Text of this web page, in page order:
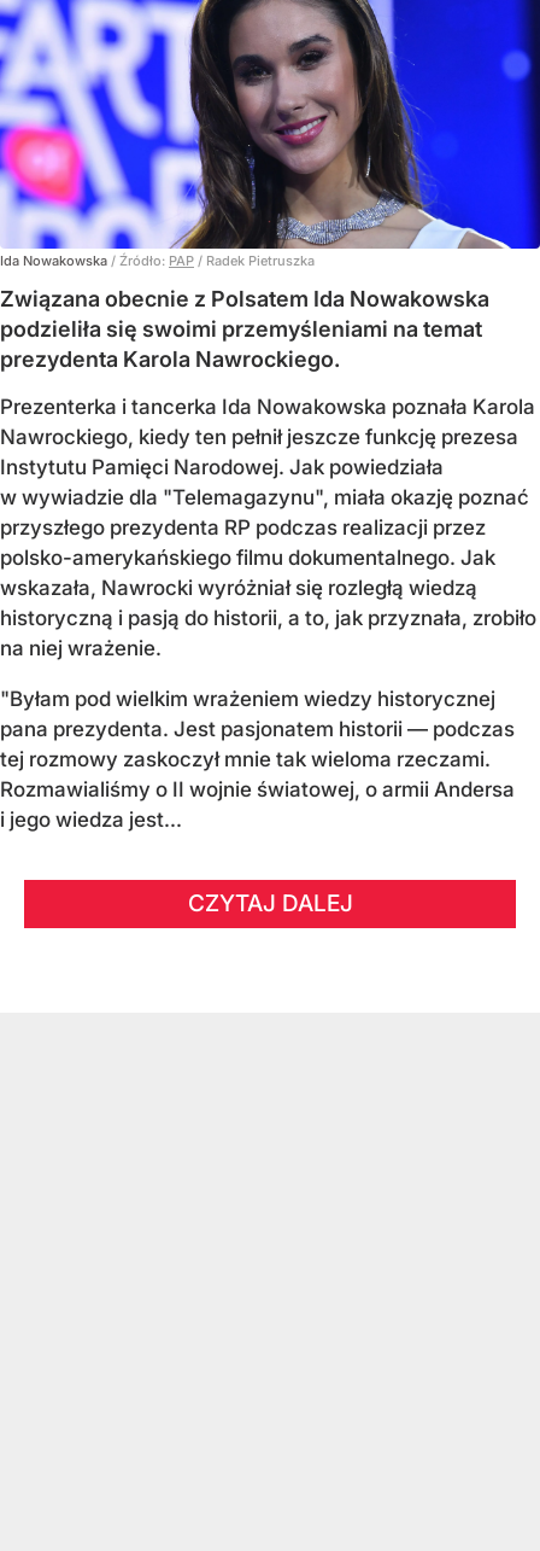
Ida Nowakowska / Źródło: PAP / Radek Pietruszka
Związana obecnie z Polsatem Ida Nowakowska
podzieliła się swoimi przemyśleniami na temat
prezydenta Karola Nawrockiego.
Prezenterka i tancerka Ida Nowakowska poznała Karola
Nawrockiego, kiedy ten pełnił jeszcze funkcję prezesa
Instytutu Pamięci Narodowej. Jak powiedziała
w wywiadzie dla "Telemagazynu", miała okazję poznać
przyszłego prezydenta RP podczas realizacji przez
polsko-amerykańskiego filmu dokumentalnego. Jak
wskazała, Nawrocki wyróżniał się rozległą wiedzą
historyczną i pasją do historii, a to, jak przyznała, zrobiło
na niej wrażenie.
"Byłam pod wielkim wrażeniem wiedzy historycznej
pana prezydenta. Jest pasjonatem historii — podczas
tej rozmowy zaskoczył mnie tak wieloma rzeczami.
Rozmawialiśmy o II wojnie światowej, o armii Andersa
i jego wiedza jest...
CZYTAJ DALEJ